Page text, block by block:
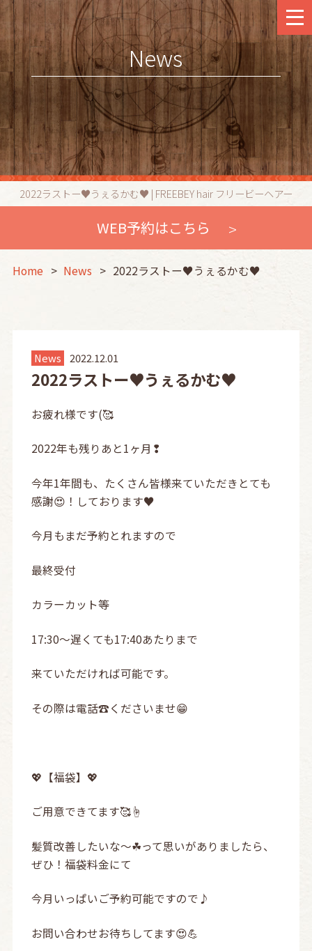
News
2022ラストー♥うぇるかむ♥ | FREEBEY hair フリービーヘアー
WEB予約はこちら
Home News 2022ラストー♥うぇるかむ♥
News 2022.12.01
2022ラストー♥うぇるかむ♥
お疲れ様です(🥰
2022年も残りあと1ヶ月❢
今年1年間も、たくさん皆様来ていただきとても
感謝😍！しております♥
今月もまだ予約とれますので
最終受付
カラーカット等
17:30〜遅くても17:40あたりまで
来ていただければ可能です。
その際は電話☎くださいませ😁
💖【福袋】💖
ご用意できてます🥰☝️
髪質改善したいな〜☘って思いがありましたら、
ぜひ！福袋料金にて
今月いっぱいご予約可能ですので♪
お問い合わせお待ちしてます😍💪